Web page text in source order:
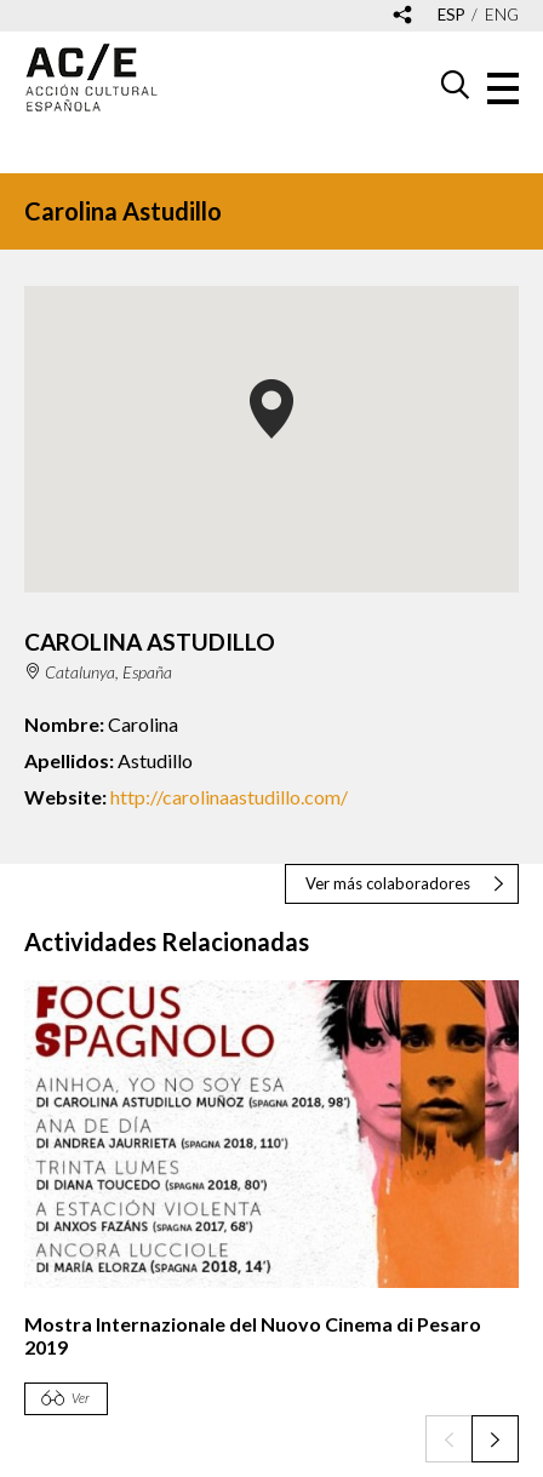
ESP ENG
Carolina Astudillo
CAROLINA ASTUDILLO
Catalunya, España
Nombre:Carolina
Apellidos: Astudillo
Website:http://carolinaastudillo.com/
Ver más colaboradores
Actividades Relacionadas
Mostra Internazionale del Nuovo Cinema di Pesaro
2019
Ver